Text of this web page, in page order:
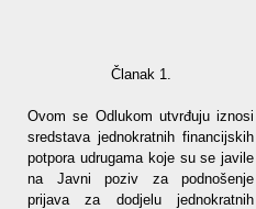
Članak 1.
Ovom se Odlukom utvrđuju iznosi
sredstava jednokratnih financijskih
potpora udrugama koje su se javile
na Javni poziv za podnošenje
prijava za dodjelu jednokratnih